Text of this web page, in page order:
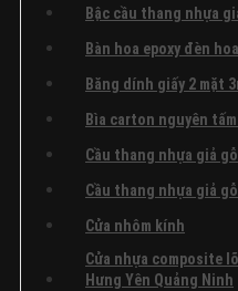
Bậc cầu thang nhựa
Bàn hoa epoxy đèn
Băng dính giấy 2 mặt
Bìa carton nguyên
Cầu thang nhựa giả gỗ
Cầu thang nhựa giả
Cửa nhôm kính
Cửa nhựa composite
Hưng Yên Quảng Ninh